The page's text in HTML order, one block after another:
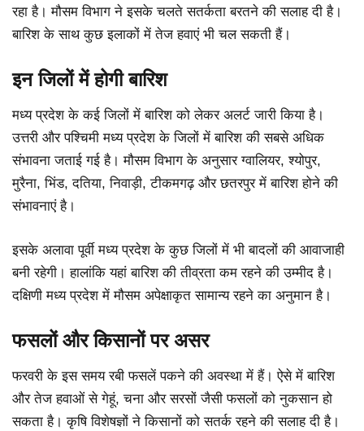
रहा है। मौसम विभाग ने इसके चलते सतर्कता बरतने की सलाह दी है।
बारिश के साथ कुछ इलाकों में तेज हवाएं भी चल सकती हैं।
इन जिलों में होगी बारिश
मध्य प्रदेश के कई जिलों में बारिश को लेकर अलर्ट जारी किया है।
उत्तरी और पश्चिमी मध्य प्रदेश के जिलों में बारिश की सबसे अधिक
संभावना जताई गई है। मौसम विभाग के अनुसार ग्वालियर, श्योपुर,
मुरैना, भिंड, दतिया, निवाड़ी, टीकमगढ़ और छतरपुर में बारिश होने की
संभावनाएं है।
इसके अलावा पूर्वी मध्य प्रदेश के कुछ जिलों में भी बादलों की आवाजाही
बनी रहेगी। हालांकि यहां बारिश की तीव्रता कम रहने की उम्मीद है।
दक्षिणी मध्य प्रदेश में मौसम अपेक्षाकृत सामान्य रहने का अनुमान है।
फसलों और किसानों पर असर
फरवरी के इस समय रबी फसलें पकने की अवस्था में हैं। ऐसे में बारिश
और तेज हवाओं से गेहूं, चना और सरसों जैसी फसलों को नुकसान हो
सकता है। कृषि विशेषज्ञों ने किसानों को सतर्क रहने की सलाह दी है।